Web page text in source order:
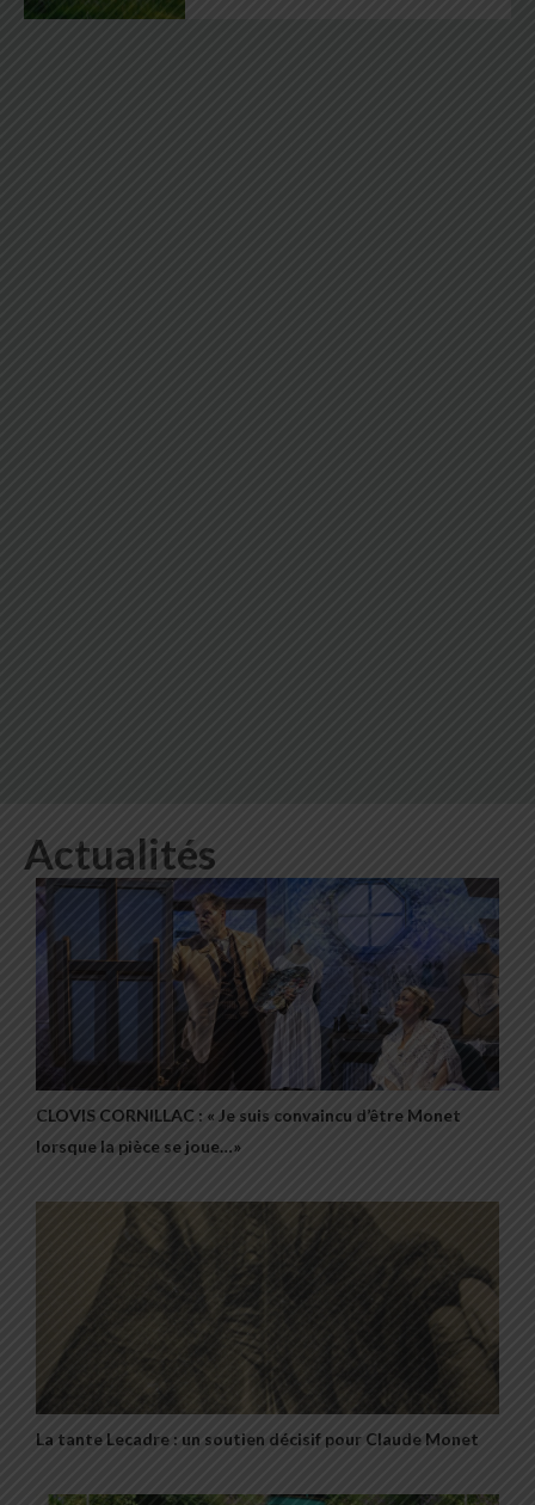
Actualités
CLOVIS CORNILLAC : « Je suis convaincu d’être Monet
lorsque la pièce se joue…»
La tante Lecadre : un soutien décisif pour Claude Monet